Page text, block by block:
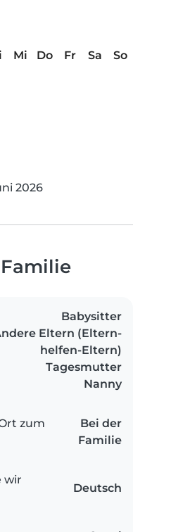
Mi Do Fr Sa
So
2026
Babysitter
Eltern (Eltern-
helfen-Eltern)
Tagesmutter
Nanny
zum
Bei der
Familie
wir
Deutsch